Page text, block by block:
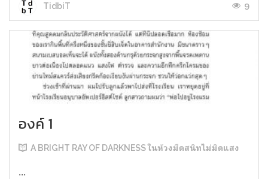
TidbiT 9
องค์ 1
A BRIGHT RAY OF DARKNESS ในห้วงมืดสนิทไม่มิดแสง
...